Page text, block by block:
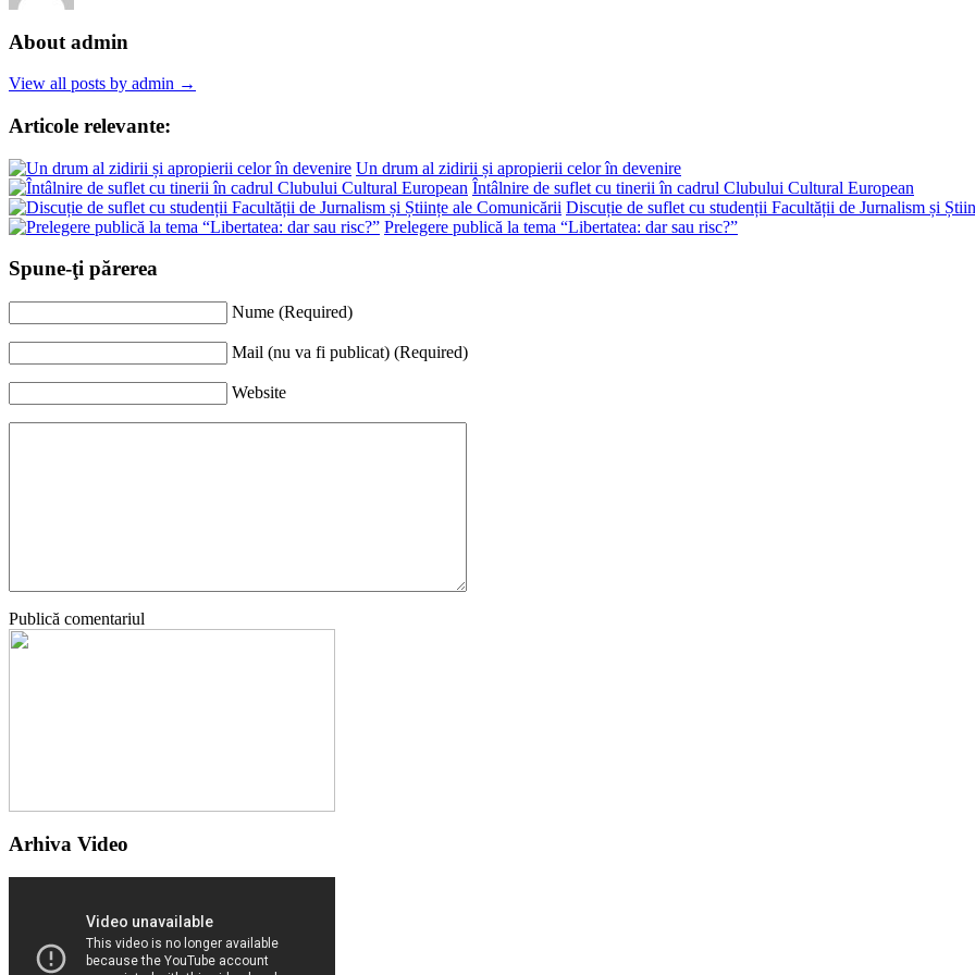
About admin
View all posts by admin →
Articole relevante:
Un drum al zidirii și apropierii celor în devenire
Întâlnire de suflet cu tinerii în cadrul Clubului Cultural European
Discuție de suflet cu studenții Facultății de Jurnalism și
Prelegere publică la tema “Libertatea: dar sau risc?”
Spune-ţi părerea
Nume (Required)
Mail (nu va fi publicat) (Required)
Website
Publică comentariul
Arhiva Video